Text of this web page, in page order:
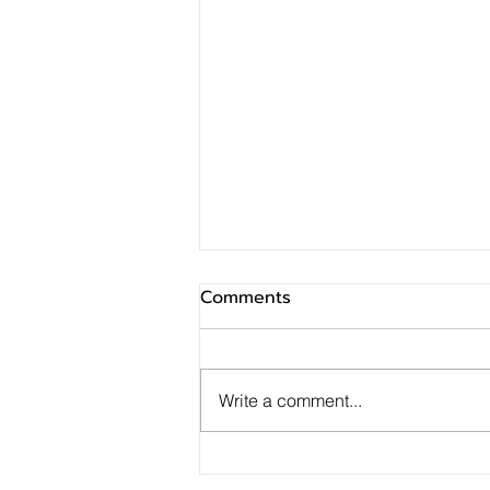
SINO ประกาศ Q2/69 ทำกำไร
Comments
Write a comment...